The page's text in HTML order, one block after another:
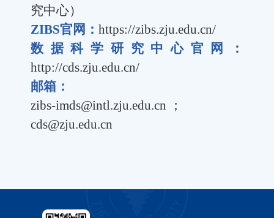
究中心）
ZIBS官网： https://zibs.zju.edu.cn/
数据科学研究中心官网：
http://cds.zju.edu.cn/
邮箱：
zibs-imds@intl.zju.edu.cn
；
cds@zju.edu.cn